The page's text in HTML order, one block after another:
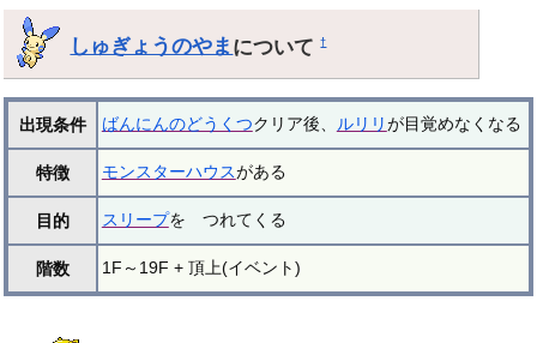
しゅぎょうのやま について†
出現条件 ばんにんのどうくつクリア後、 ルリリが目覚めなくなる
特徴 モンスターハウスがある
目的 スリープを つれてくる
階数 1F～19F + 頂上(イベント)